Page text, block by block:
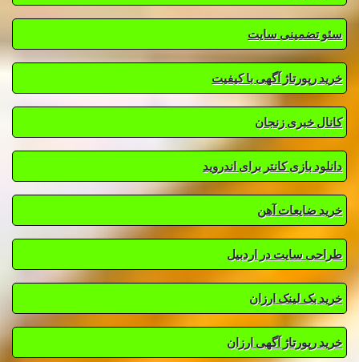
سئو تضمینی سایت
خرید رپورتاژ آگهی با کیفیت
کانال خبری زنجان
دانلود بازی کانتر برای اندروید
خرید ضایعات آهن
طراحی سایت در اردبیل
خرید بک لینک ارزان
خرید رپورتاژ آگهی ارزان